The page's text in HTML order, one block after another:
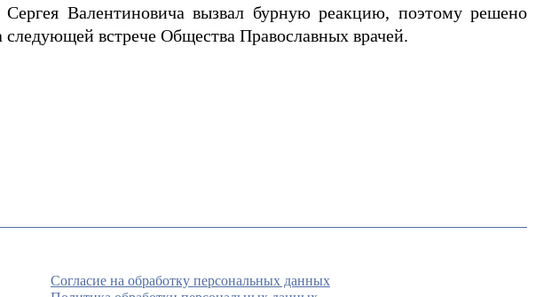
Валентиновича вызвал бурную реакцию, поэтому решено
встрече Общества Православных врачей.
Согласие на обработку персональных данных